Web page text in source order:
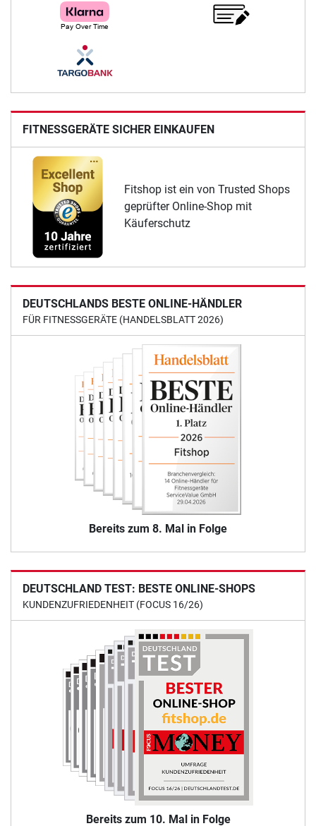
FITNESSGERÄTE SICHER EINKAUFEN
Fitshop ist ein von Trusted Shops
geprüfter Online-Shop mit
Käuferschutz
DEUTSCHLANDS BESTE ONLINE-HÄNDLER
FÜR FITNESSGERÄTE (HANDELSBLATT 2026)
Bereits zum 8. Mal in Folge
DEUTSCHLAND TEST: BESTE ONLINE-SHOPS
KUNDENZUFRIEDENHEIT (FOCUS 16/26)
Bereits zum 10. Mal in Folge